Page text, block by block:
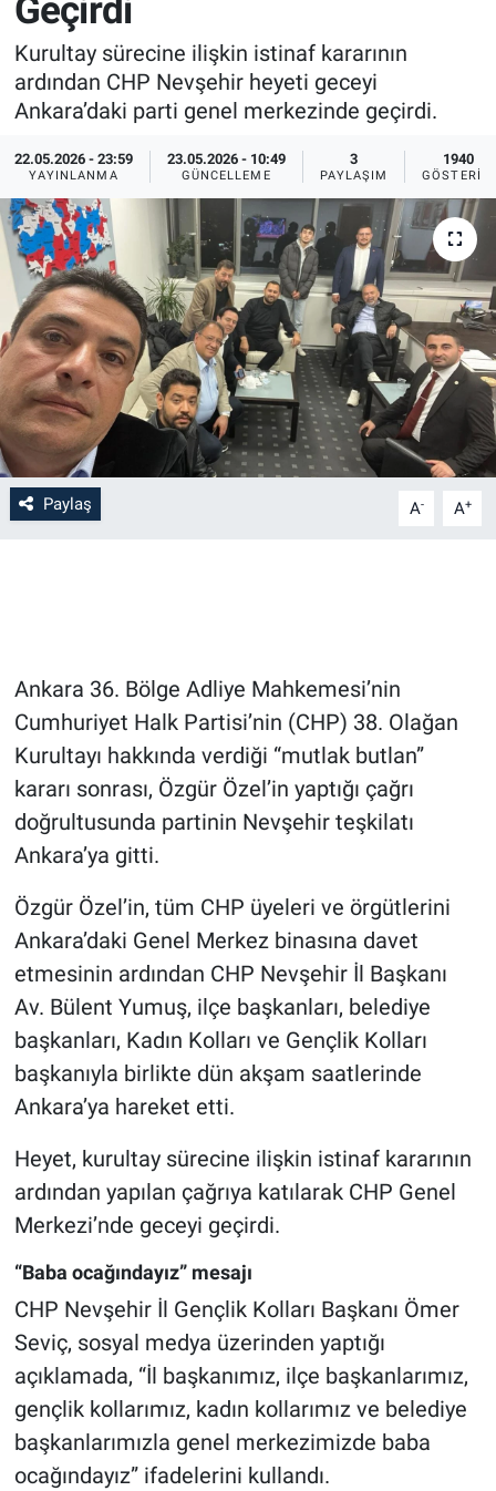
Geçirdi
Kurultay sürecine ilişkin istinaf kararının
ardından CHP Nevşehir heyeti geceyi
Ankara’daki parti genel merkezinde geçirdi.
22.05.2026 - 23:59
YAYINLANMA
23.05.2026 - 10:49
GÜNCELLEME
3
PAYLAŞIM
1940
GÖSTERIM
Paylaş A- A+
Ankara 36. Bölge Adliye Mahkemesi’nin
Cumhuriyet Halk Partisi’nin (CHP) 38. Olağan
Kurultayı hakkında verdiği “mutlak butlan”
kararı sonrası, Özgür Özel’in yaptığı çağrı
doğrultusunda partinin Nevşehir teşkilatı
Ankara’ya gitti.
Özgür Özel’in, tüm CHP üyeleri ve örgütlerini
Ankara’daki Genel Merkez binasına davet
etmesinin ardından CHP Nevşehir İl Başkanı
Av. Bülent Yumuş, ilçe başkanları, belediye
başkanları, Kadın Kolları ve Gençlik Kolları
başkanıyla birlikte dün akşam saatlerinde
Ankara’ya hareket etti.
Heyet, kurultay sürecine ilişkin istinaf kararının
ardından yapılan çağrıya katılarak CHP Genel
Merkezi’nde geceyi geçirdi.
“Baba ocağındayız” mesajı
CHP Nevşehir İl Gençlik Kolları Başkanı Ömer
Seviç, sosyal medya üzerinden yaptığı
açıklamada, “İl başkanımız, ilçe başkanlarımız,
gençlik kollarımız, kadın kollarımız ve belediye
başkanlarımızla genel merkezimizde baba
ocağındayız” ifadelerini kullandı.
Sağlık
Yerel
Genel
Asayiş
İlan - Duyuru- Mesaj
Türkiye Gündemi
Sizden Gelenler
Yaşam
Sağlık
Eğitim
Kültür
3.Sayfa
Medya
Kayseri
Niğde
Aksaray
Yerel
Genel
Asayiş
Kültür - Sanat
Politika
Magazin
Çevre
Haberde İnsan
İlan - Duyuru- Mesaj
Türkiye Gündemi
Sizden Gelenler